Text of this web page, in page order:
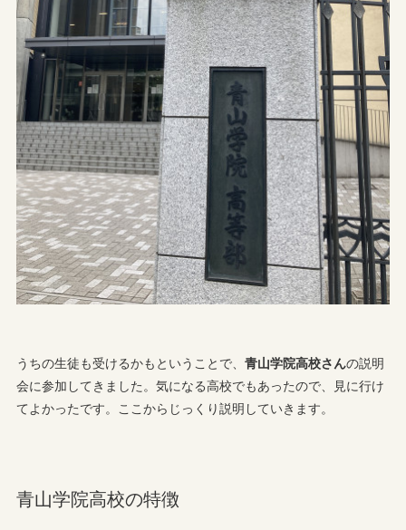
うちの生徒も受けるかもということで、青山学院高校さんの説明
会に参加してきました。気になる高校でもあったので、見に行け
てよかったです。ここからじっくり説明していきます。
青山学院高校の特徴